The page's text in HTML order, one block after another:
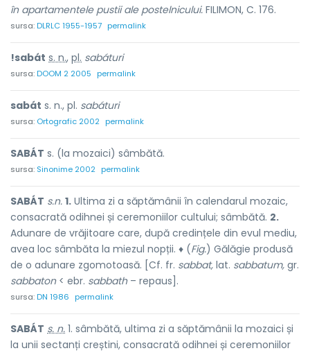
în apartamentele pustii ale postelnicului. FILIMON, C. 176.
sursa:DLRLC 1955-1957 permalink
!sabát s. n., pl. sabáturi
sursa:DOOM 2 2005 permalink
sabát s. n., pl. sabáturi
sursa: Ortografic 2002 permalink
SABÁT s. (la mozaici) sâmbătă.
sursa: Sinonime 2002 permalink
SABÁT s.n. 1. Ultima zi a săptămânii în calendarul mozaic,
consacrată odihnei și ceremoniilor cultului; sâmbătă. 2.
Adunare de vrăjitoare care, după credințele din evul mediu,
avea loc sâmbăta la miezul nopții. ♦ (Fig.) Gălăgie produsă
de o adunare zgomotoasă. [Cf. fr. sabbat, lat. sabbatum, gr.
sabbaton< ebr. sabbath– repaus].
sursa:DN 1986 permalink
SABÁT s. n. 1. sâmbătă, ultima zi a săptămânii la mozaici și
la unii sectanți creștini, consacrată odihnei și ceremoniilor